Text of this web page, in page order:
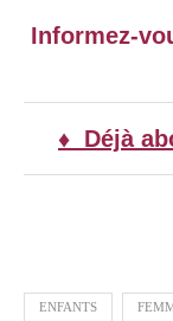
Informez-
♦ Déjà
ENFANTS